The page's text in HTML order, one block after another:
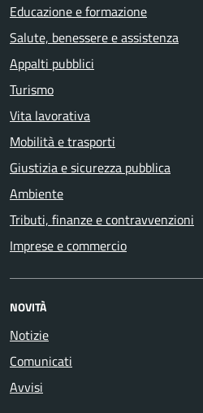
Educazione e formazione
Salute, benessere e assistenza
Appalti pubblici
Turismo
Vita lavorativa
Mobilità e trasporti
Giustizia e sicurezza pubblica
Ambiente
Tributi, finanze e contravvenzioni
Imprese e commercio
NOVITÀ
Notizie
Comunicati
Avvisi